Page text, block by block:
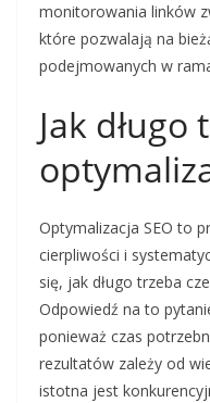
monitorowania linków
które pozwalają na
podejmowanych w
Jak
Optymalizacja SEO to
cierpliwości i
się, jak długo trzeba
Odpowiedź na to
ponieważ czas
rezultatów zależy od
istotna jest